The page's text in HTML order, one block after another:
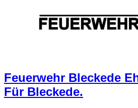
Feuerwehr Bleckede
Für Bleckede.